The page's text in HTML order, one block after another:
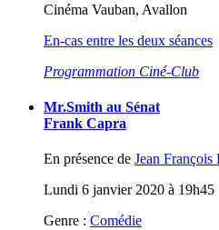
Cinéma Vauban, Avallon
En-cas entre les deux séances
Programmation Ciné-Club
Mr.Smith au Sénat
Frank Capra
En présence de Jean
Lundi 6 janvier 2020 à 19h45
Genre : Comédie